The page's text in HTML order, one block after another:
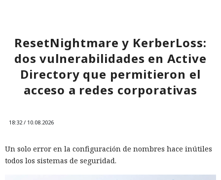
ResetNightmare y KerberLoss:
dos vulnerabilidades en Active
Directory que permitieron el
acceso a redes corporativas
18:32 / 10.08.2026
Un solo error en la configuración de nombres hace inútiles
todos los sistemas de seguridad.